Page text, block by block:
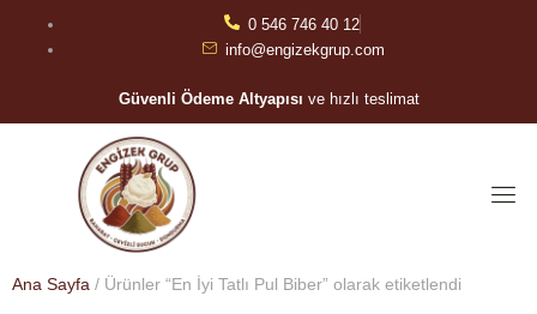
0 546 746 40 12
info@engizekgrup.com
Güvenli Ödeme Altyapısı ve hızlı teslimat
Ana Sayfa / Ürünler “En İyi Tatlı Pul Biber” olarak etiketlendi